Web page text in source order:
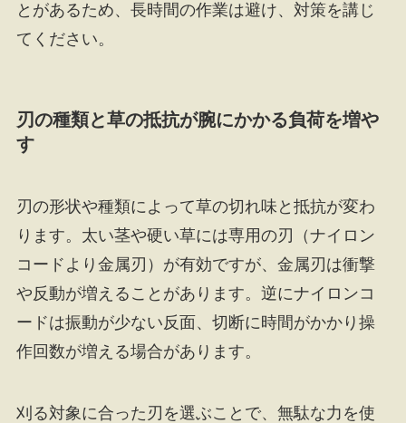
とがあるため、長時間の作業は避け、対策を講じ
てください。
刃の種類と草の抵抗が腕にかかる負荷を増や
す
刃の形状や種類によって草の切れ味と抵抗が変わ
ります。太い茎や硬い草には専用の刃（ナイロン
コードより金属刃）が有効ですが、金属刃は衝撃
や反動が増えることがあります。逆にナイロンコ
ードは振動が少ない反面、切断に時間がかかり操
作回数が増える場合があります。
刈る対象に合った刃を選ぶことで、無駄な力を使